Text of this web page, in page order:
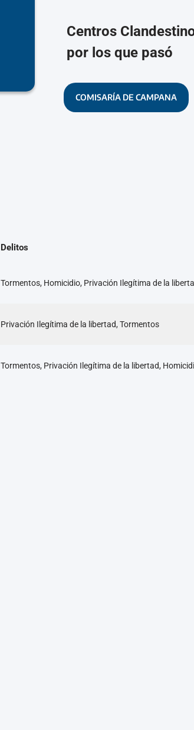
Centros
por los que pasó
COMISARÍA DE CAMPANA
Delitos
Tormentos, Homicidio, Privación Ilegítima de la
Privación Ilegítima de la libertad, Tormentos
Tormentos, Privación Ilegítima de la libertad,